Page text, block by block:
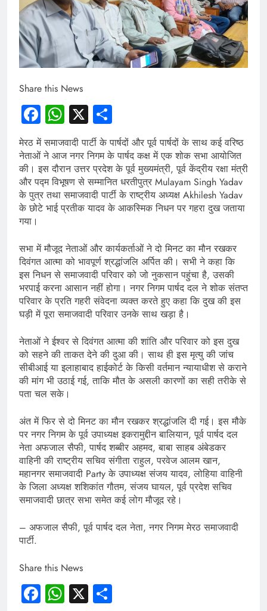
Share this News
Facebook
WhatsApp
X
मेरठ में समाजवादी पार्टी के पार्षदों और पूर्व पार्षदों के साथ कई वरिष्ठ
नेताओं ने आज नगर निगम के पार्षद कक्ष में एक शोक सभा आयोजित
की। इस दौरान उत्तर प्रदेश के पूर्व मुख्यमंत्री, पूर्व केंद्रीय रक्षा मंत्री
और पद्म विभूषण से सम्मानित धरतीपुत्र Mulayam Singh Yadav
के पुत्र तथा समाजवादी पार्टी के राष्ट्रीय अध्यक्ष Akhilesh Yadav
के छोटे भाई प्रतीक यादव के आकस्मिक निधन पर गहरा दुख जताया
गया।
सभा में मौजूद नेताओं और कार्यकर्ताओं ने दो मिनट का मौन रखकर
दिवंगत आत्मा को भावपूर्ण श्रद्धांजलि अर्पित की। सभी ने कहा कि
इस निधन से समाजवादी परिवार को जो नुकसान पहुंचा है, उसकी
भरपाई करना आसान नहीं होगा। नगर निगम पार्षद दल ने शोक संतप्त
परिवार के प्रति गहरी संवेदना व्यक्त करते हुए कहा कि दुख की इस
घड़ी में पूरा समाजवादी परिवार उनके साथ खड़ा है।
नेताओं ने ईश्वर से दिवंगत आत्मा की शांति और परिवार को इस दुख
को सहने की ताकत देने की दुआ की। साथ ही इस मृत्यु की जांच
सीबीआई या इलाहाबाद हाईकोर्ट के किसी वर्तमान न्यायाधीश से कराने
की मांग भी उठाई गई, ताकि मौत के असली कारणों का सही तरीके से
पता चल सके।
अंत में फिर से दो मिनट का मौन रखकर श्रद्धांजलि दी गई। इस मौके
पर नगर निगम के पूर्व उपाध्यक्ष इकरामुद्दीन बालियान, पूर्व पार्षद दल
नेता अफजाल सैफी, पार्षद शब्बीर अहमद, बाबा साहब अंबेडकर
वाहिनी की राष्ट्रीय सचिव संगीता राहुल, परवेज आलम खान,
महानगर समाजवादी Party के उपाध्यक्ष संजय यादव, लोहिया वाहिनी
के जिला अध्यक्ष शशिकांत गौतम, संजय घायल, पूर्व प्रदेश सचिव
समाजवादी छात्र सभा समेत कई लोग मौजूद रहे।
– अफजाल सैफी, पूर्व पार्षद दल नेता, नगर निगम मेरठ समाजवादी
पार्टी.
Share this News
Facebook
WhatsApp
X